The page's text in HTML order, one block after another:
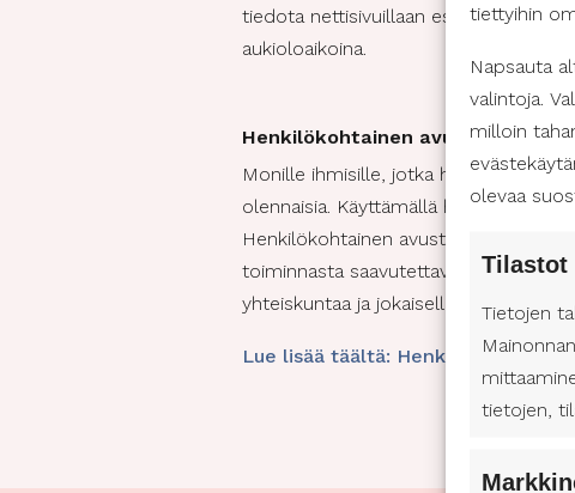
tiettyihin
Napsauta
valintoja.
milloin
olevaa
Tilastot
Tietojen
tietojen,
tiedota nettisivuillaan
aukioloaikoina.
Henkilökohtainen avustaja
Monille ihmisille, jotka hyödyntävät
olennaisia. Käyttämällä
Henkilökohtainen avustaja voi auttaa
toiminnasta saavutettavampaa.
yhteiskuntaa ja jokaiselle mieluisaa ja
Lue lisää täältä: Henkilökohtainen